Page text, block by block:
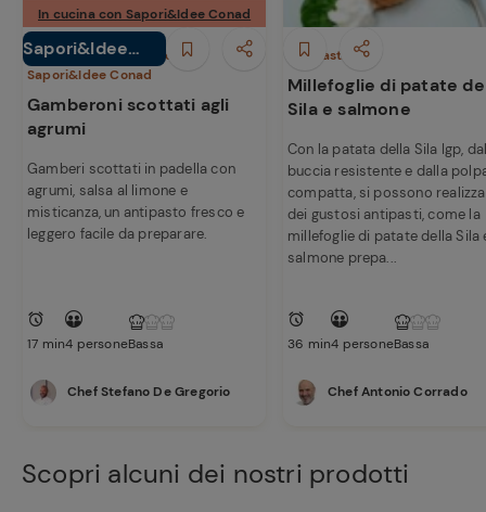
Sapori&Idee
Conad
In cucina con Sapori&Idee Conad
Antipasti In cucina con
Sapori&Idee Conad
Gamberoni scottati agli
agrumi
Gamberi scottati in padella con
agrumi, salsa al limone e
misticanza, un antipasto fresco e
leggero facile da preparare.
17 min4 personeBassa
Chef Stefano De Gregorio
Antipasti
Millefoglie di patate
Sila e salmone
Con la patata della Sila Igp,
buccia resistente e dalla
compatta, si possono
dei gustosi antipasti, come la
millefoglie di patate della Sila
salmone prepa...
36 min4 personeBassa
Chef Antonio Corrado
Scopri alcuni dei nostri prodotti